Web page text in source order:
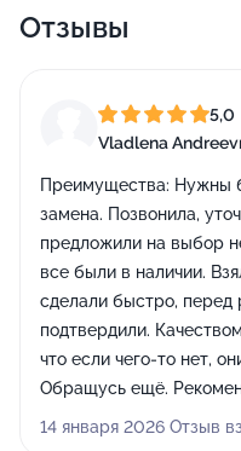
Отзывы
5,0
Vladlena
Преимущества: Нужны
замена. Позвонила,
предложили на выбор
все были в наличии.
сделали быстро, перед
подтвердили.
что если чего-то нет,
Обращусь ещё.
14 января 2026 Отзыв